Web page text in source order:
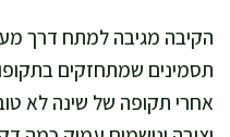
הקיבה מגיבה למתח דרך
תסמינים שמתחזקים
אחרי תקופה של שינה לא